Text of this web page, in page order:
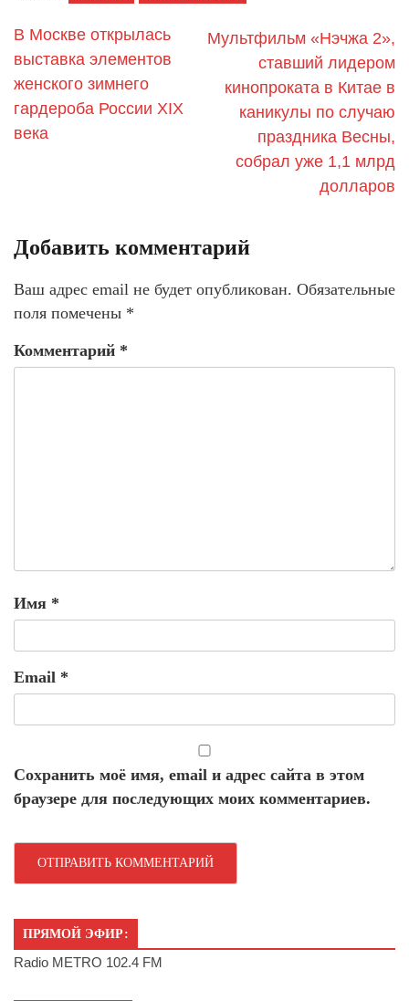
В Москве открылась
выставка элементов
женского зимнего
гардероба России XIX
века
Мультфильм «Нэчжа 2»,
ставший лидером
кинопроката в Китае в
каникулы по случаю
праздника Весны,
собрал уже 1,1 млрд
долларов
Добавить комментарий
Ваш адрес email не будет опубликован. Обязательные
поля помечены *
Комментарий *
Имя *
Email *
Сохранить моё имя, email и адрес сайта в этом
браузере для последующих моих комментариев.
ПРЯМОЙ ЭФИР:
Radio METRO 102.4 FM